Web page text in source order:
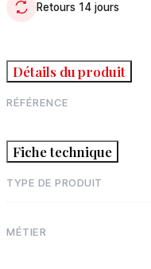
Retours 14 jours
Détails du produit
RÉFÉRENCE
Fiche technique
TYPE DE PRODUIT
MÉTIER